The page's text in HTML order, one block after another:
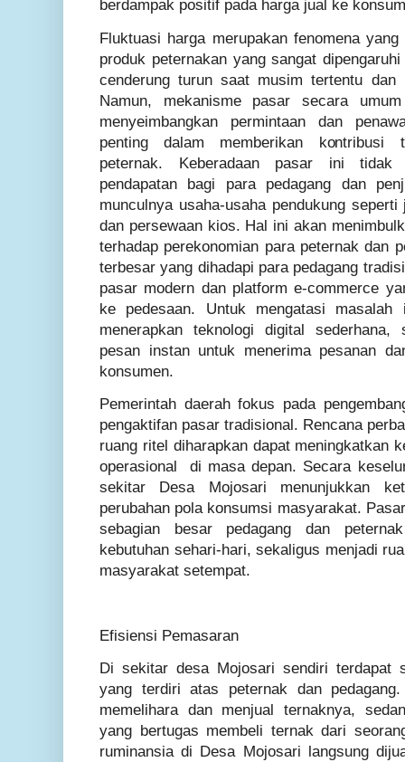
berdampak positif pada harga jual ke
Fluktuasi harga merupakan fenomena
produk peternakan yang sangat
cenderung turun saat musim tertentu dan
Namun, mekanisme pasar secara
menyeimbangkan permintaan dan
penting dalam memberikan kontribusi
peternak. Keberadaan pasar ini tidak
pendapatan bagi para pedagang dan
munculnya usaha-usaha pendukung
dan persewaan kios. Hal ini akan
terhadap perekonomian para peternak dan
terbesar yang dihadapi para pedagang
pasar modern dan platform e-commerce
ke pedesaan. Untuk mengatasi masalah
menerapkan teknologi digital sederhana,
pesan instan untuk menerima pesanan
konsumen.
Pemerintah daerah fokus pada
pengaktifan pasar tradisional. Rencana
ruang ritel diharapkan dapat meningkatkan
operasional di masa depan. Secara
sekitar Desa Mojosari menunjukkan
perubahan pola konsumsi masyarakat.
sebagian besar pedagang dan
kebutuhan sehari-hari, sekaligus menjadi
masyarakat setempat.
Efisiensi Pemasaran
Di sekitar desa Mojosari sendiri terdapat
yang terdiri atas peternak dan
memelihara dan menjual ternaknya,
yang bertugas membeli ternak dari
ruminansia di Desa Mojosari langsung